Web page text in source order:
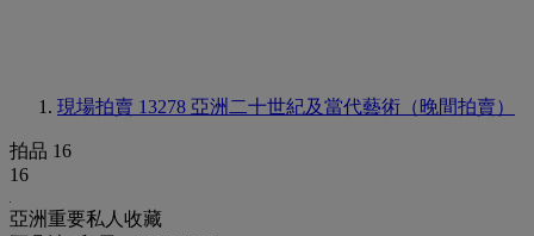
現場拍賣 13278 亞洲二十世紀及當代藝術（晚間拍賣）
拍品 16
16
亞洲重要私人收藏